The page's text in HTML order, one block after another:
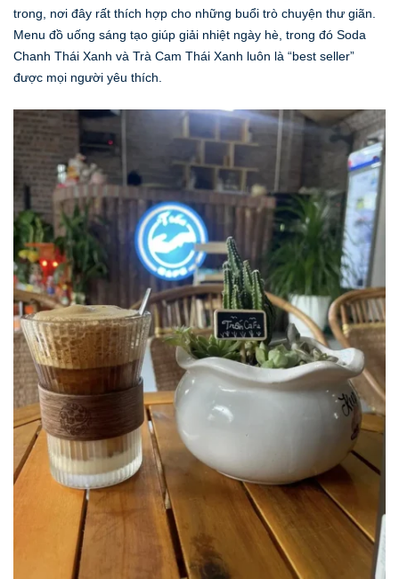
trong, nơi đây rất thích hợp cho những buổi trò chuyện thư giãn.
Menu đồ uống sáng tạo giúp giải nhiệt ngày hè, trong đó Soda
Chanh Thái Xanh và Trà Cam Thái Xanh luôn là “best seller”
được mọi người yêu thích.